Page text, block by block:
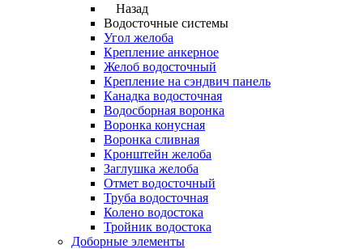
Назад
Водосточные системы
Угол желоба
Крепление анкерное
Желоб водосточный
Крепление на сэндвич панель
Канадка водосточная
Водосборная воронка
Воронка конусная
Воронка сливная
Кронштейн желоба
Заглушка желоба
Отмет водосточный
Труба водосточная
Колено водостока
Тройник водостока
Доборные элементы